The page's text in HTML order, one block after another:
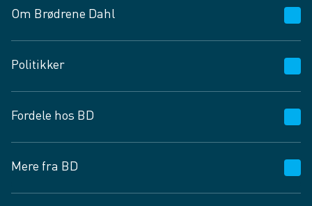
Om Brødrene Dahl
Vagttelefon 30 10 89 89
Spørgsmål og svar
Job og karriere
Fødevarekontrolrapport
Politikker
Privatlivspolitik
Cookies
Vilkår og betingelser
Fordele hos BD
BD app
BD.dk services
Mere fra BD